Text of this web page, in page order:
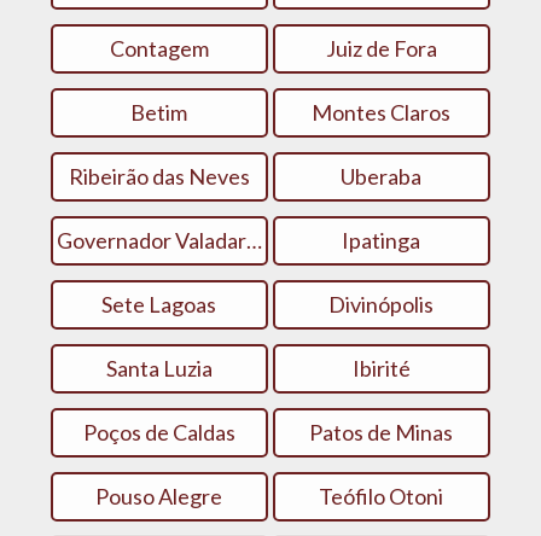
Contagem Juiz de Fora
Betim Montes Claros
Ribeirão das Neves Uberaba
Governador Valadares Ipatinga
Sete Lagoas Divinópolis
Santa Luzia Ibirité
Poços de Caldas Patos de Minas
Pouso Alegre Teófilo Otoni